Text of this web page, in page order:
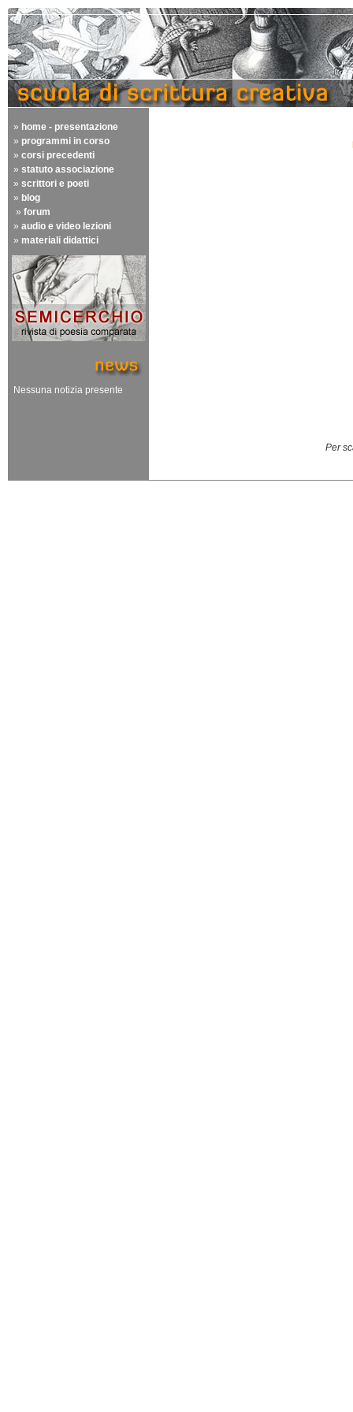
» home - presentazione
» programmi in corso
» corsi precedenti
» statuto associazione
» scrittori e poeti
» blog
» forum
» audio e video lezioni
» materiali didattici
Nessuna notizia presente
Per